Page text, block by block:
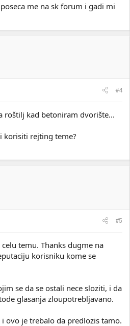
me na sk forum i gadi mi
#4
roštilj kad betoniram dvorište...
korisiti rejting teme?
#5
temu. Thanks dugme na
korisniku kome se
se da se ostali nece sloziti, i da
glasanja zloupotrebljavano.
ovo je trebalo da predlozis tamo.